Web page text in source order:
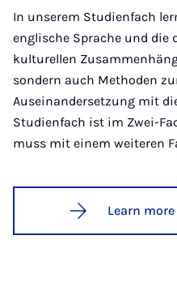
In unserem Studienfach
englische Sprache und die
kulturellen
sondern auch Methoden
Auseinandersetzung mit
Studienfach ist im Zwei-
muss mit einem weiteren
Learn more